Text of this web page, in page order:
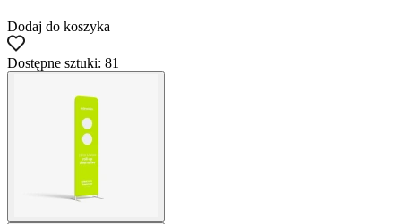
Dodaj do koszyka
Dostępne sztuki: 81